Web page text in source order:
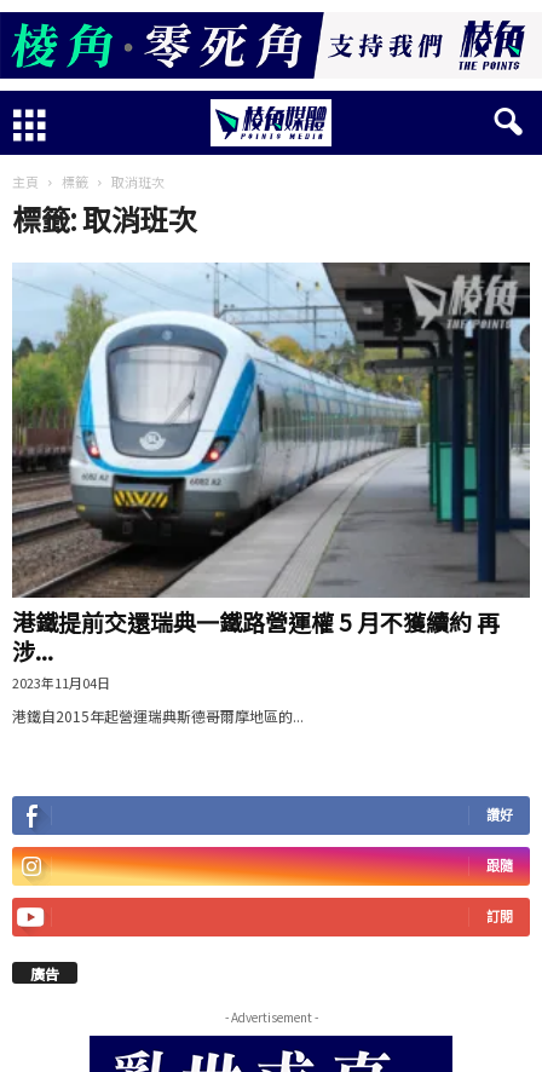
主頁 標籤 取消班次
標籤: 取消班次
港鐵提前交還瑞典一鐵路營運權 5 月不獲續約 再
涉...
2023年11月04日
港鐵自2015年起營運瑞典斯德哥爾摩地區的...
讚好
跟隨
訂閱
廣告
- Advertisement -